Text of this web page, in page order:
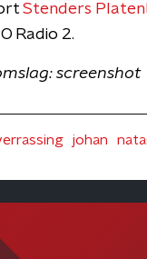
Stenders
Radio 2.
screenshot
johan